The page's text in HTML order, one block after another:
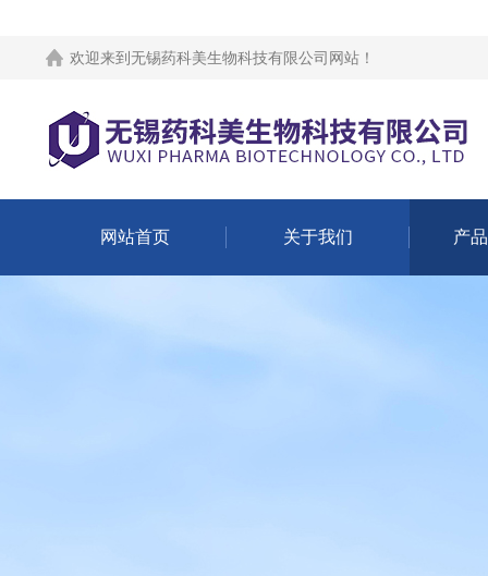
欢迎来到 无锡药科美生物科技有限公司网站 ！
网站首页 关于我们 产